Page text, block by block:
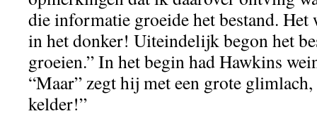
die informatie groeide het bestand. Het
in het donker! Uiteindelijk begon het
groeien.” In het begin had Hawkins
“Maar” zegt hij met een grote
kelder!”